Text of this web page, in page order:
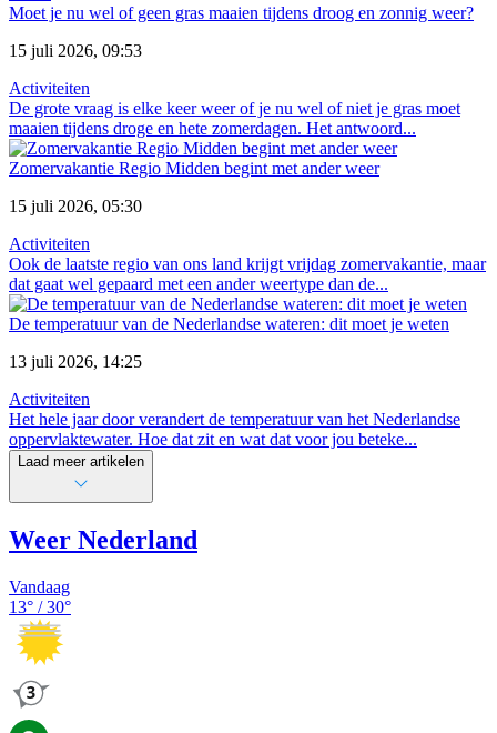
Moet je nu wel of geen gras maaien tijdens droog en zonnig weer?
15 juli 2026, 09:53
Activiteiten
De grote vraag is elke keer weer of je nu wel of niet je gras moet
maaien tijdens droge en hete zomerdagen. Het antwoord...
Zomervakantie Regio Midden begint met ander weer
15 juli 2026, 05:30
Activiteiten
Ook de laatste regio van ons land krijgt vrijdag zomervakantie, maar
dat gaat wel gepaard met een ander weertype dan de...
De temperatuur van de Nederlandse wateren: dit moet je weten
13 juli 2026, 14:25
Activiteiten
Het hele jaar door verandert de temperatuur van het Nederlandse
oppervlaktewater. Hoe dat zit en wat dat voor jou beteke...
Laad meer artikelen
Weer Nederland
Vandaag
13° /30°